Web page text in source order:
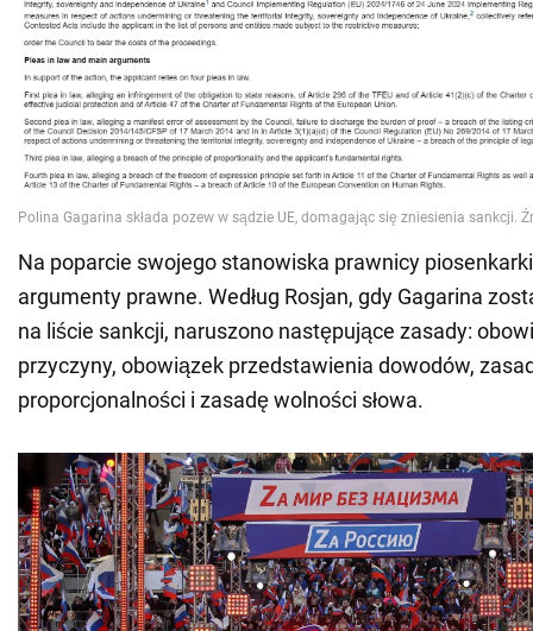
Na poparcie swojego stanowiska prawnicy
argumenty prawne. Według Rosjan, gdy Gagarina
na liście sankcji, naruszono następujące zasady:
przyczyny, obowiązek przedstawienia dowodów,
proporcjonalności i zasadę wolności słowa.